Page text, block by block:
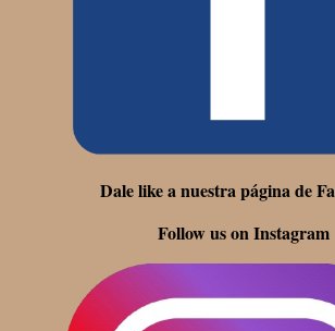
Dale like a nuestra página de
Follow us on Instagram